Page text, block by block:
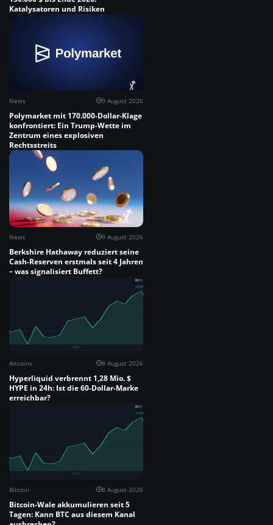
Katalysatoren und Risiken
News 9 August 2026
Polymarket mit 170.000-Dollar-Klage
konfrontiert: Ein Trump-Wette im
Zentrum eines explosiven
Rechtsstreits
News 9 August 2026
Berkshire Hathaway reduziert seine
Cash-Reserven erstmals seit 4 Jahren
– was signalisiert Buffett?
Altcoins 8 August 2026
Hyperliquid verbrennt 1,28 Mio. $
HYPE in 24h: Ist die 60-Dollar-Marke
erreichbar?
Bitcoin 8 August 2026
Bitcoin-Wale akkumulieren seit 5
Tagen: Kann BTC aus diesem Kanal